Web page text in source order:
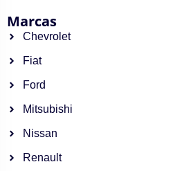
Marcas
Chevrolet
Fiat
Ford
Mitsubishi
Nissan
Renault